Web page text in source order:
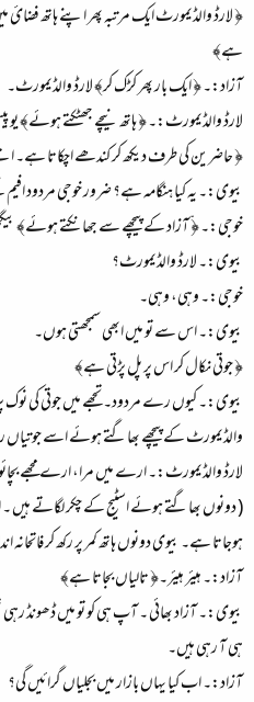
﴿ لارڈ والڈیمورٹ ایک مرتبہ پھر اپنے ہاتھ فضائ
ہے﴾
آزاد:۔ ﴿ ایک بار پھر کڑک کر﴾ لارڈ والڈیمورٹ۔
لارڈ والڈیمورٹ:۔ ﴿ ہاتھ نیچے جھٹکتے ہوئے﴾
﴿ حاضرین کی طرف دیکھ کر کندھے اچکاتا ہے۔
بیوی:۔ یہ کیا ہنگامہ ہے؟ ضرور خوجی مردود
خوجی:۔ ﴿ ّآزاد کے پیچھے سے جھانکتے ہوئے﴾
بیوی:۔ لارڈ والڈیمورٹ؟
خوجی:۔ وہی، وہی۔
بیوی:۔ اس سے تو میں ابھی سمجھتی ہوں۔
﴿ جوتی نکال کر اس پر پل پڑتی ہے﴾
بیوی:۔ کیوں رے مردود۔ تجھے میں جوتی کی نوک پر
والڈیمورٹ کے پیچھے بھاگتے ہوئے اسے جوتیاں
لارڈ والڈیمورٹ:۔ ارے میں مرا، ارے مجھے
( دونوں بھاگتے ہوئے اسٹیج کے چکر لگاتے ہیں ۔
ہوجاتا ہے۔ بیوی دونوں ہاتھ کمر پر رکھ کر
آزاد:۔ ہیئر ہیئر۔﴿ تالیاں بجاتا ہے﴾
بیوی:۔ آزاد بھائی ۔ آپ ہی کو تو میں ڈھونڈ
ہی آ رہی ہیں۔
آزاد:۔ اب کیا یہاں بازار میں بجلیاں گرائیں گی؟